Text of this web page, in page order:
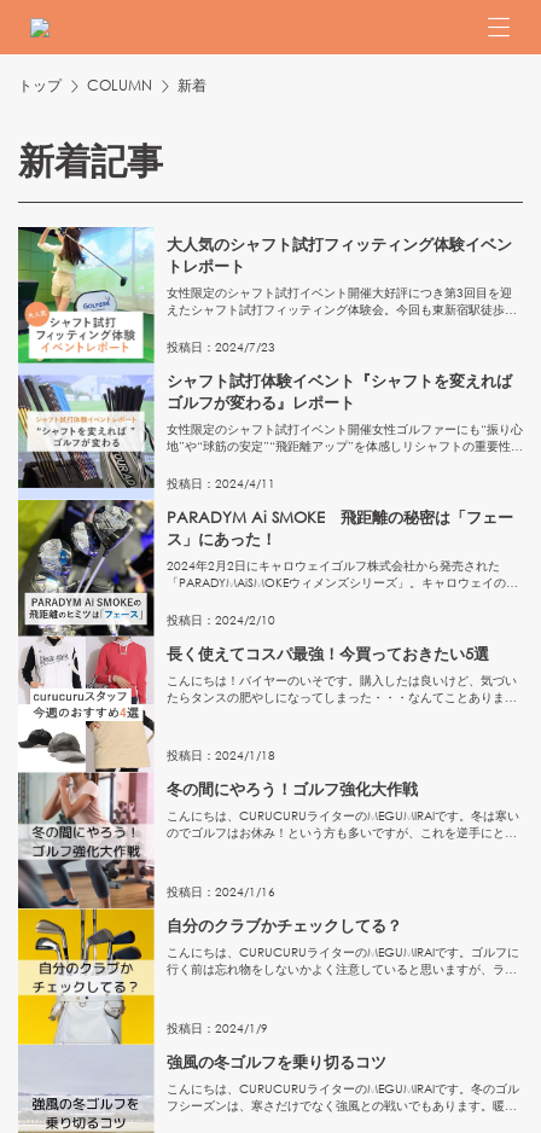
トップ COLUMN 新着
新着記事
大人気のシャフト試打フィッティング体験イベン
トレポート
女性限定のシャフト試打イベント開催大好評につき第3回目を迎
えたシャフト試打フィッティング体験会。今回も東新宿駅徒歩１
ラブに自分を合わせるのではなく自分にクラブを合わせる』こと
投稿日： 2024/7/23
シャフト試打体験イベント『シャフトを変えれば
ゴルフが変わる』レポート
女性限定のシャフト試打イベント開催女性ゴルファーにも“振り心
地”や“球筋の安定”“飛距離アップ”を体感しリシャフトの重要性を
宿駅徒歩１分のGOLFZONドライビングレンジ東新宿で...
投稿日： 2024/4/11
PARADYM Ai SMOKE 飛距離の秘密は「フェー
ス」にあった！
2024年2月2日にキャロウェイゴルフ株式会社から発売された
「PARADYMAiSMOKEウィメンズシリーズ」。キャロウェイのAI
ェース」あたらしく誕生したAiスマートフェースは、ど...
投稿日： 2024/2/10
長く使えてコスパ最強！今買っておきたい5選
こんにちは！バイヤーのいそです。購入したは良いけど、気づい
たらタンスの肥やしになってしまった・・・なんてことありませ
得に賢...
投稿日： 2024/1/18
冬の間にやろう！ゴルフ強化大作戦
こんにちは、CURUCURUライターのMEGUMIRAIです。冬は寒い
のでゴルフはお休み！という方も多いですが、これを逆手にとっ
投稿日： 2024/1/16
自分のクラブかチェックしてる？
こんにちは、CURUCURUライターのMEGUMIRAIです。ゴルフに
行く前は忘れ物をしないかよく注意していると思いますが、ラウ
投稿日： 2024/1/9
強風の冬ゴルフを乗り切るコツ
こんにちは、CURUCURUライターのMEGUMIRAIです。冬のゴル
フシーズンは、寒さだけでなく強風との戦いでもあります。暖冬